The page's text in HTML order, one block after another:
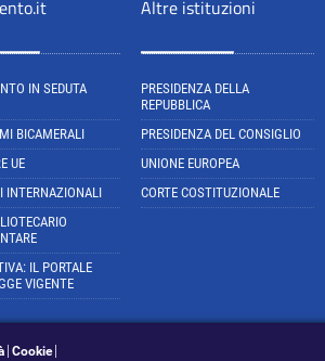
IN SEDUTA
BICAMERALI
UE
INTERNAZIONALI
IL PORTALE
VIGENTE
Altre istituzioni
PRESIDENZA DELLA
REPUBBLICA
PRESIDENZA DEL CONSIGLIO
UNIONE EUROPEA
CORTE COSTITUZIONALE
Cookie